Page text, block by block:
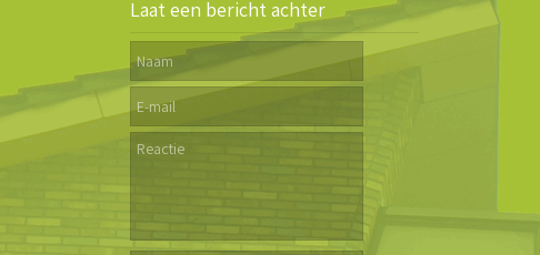
Laat een bericht achter